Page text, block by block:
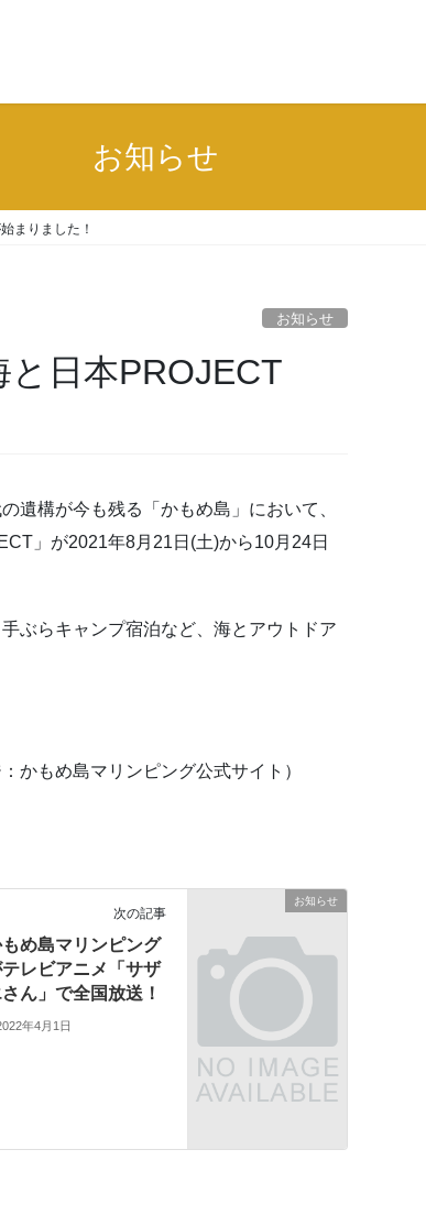
お知らせ
まりました！
お知らせ
と日本PROJECT
遺構が今も残る「かもめ島」において、
」が2021年8月21日(土)から10月24日
ぶらキャンプ宿泊など、海とアウトドア
かもめ島マリンピング公式サイト）
お知らせ
次の記事
め島マリンピング
レビアニメ「サザ
ん」で全国放送！
年4月1日